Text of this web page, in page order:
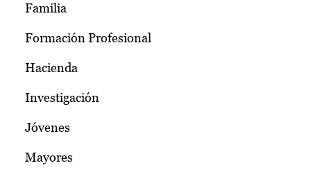
Familia
Formación Profesional
Hacienda
Investigación
Jóvenes
Mayores